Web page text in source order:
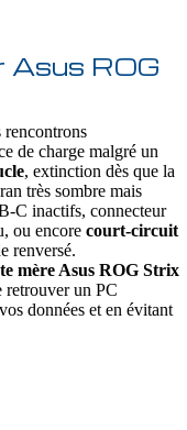
Asus ROG
rencontrons
de charge malgré un
, extinction dès que la
très sombre mais
inactifs, connecteur
ou encore court-circuit
renversé.
mère Asus ROG Strix
retrouver un PC
données et en évitant